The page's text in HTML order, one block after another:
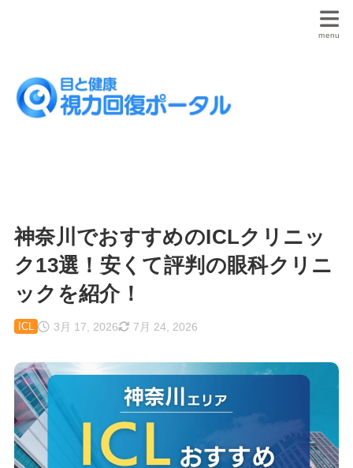
神奈川でおすすめのICLクリニッ
ク13選！安くて評判の眼科クリニ
ックを紹介！
3月 17, 2026 7月 24, 2026
ICL